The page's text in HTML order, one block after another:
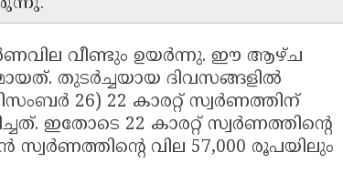
വീണ്ടും ഉയർന്നു. ഈ ആഴ്ച
തുടർച്ചയായ ദിവസങ്ങളിൽ
26) 22 കാരറ്റ് സ്വർണത്തിന്
ഇതോടെ 22 കാരറ്റ് സ്വർണത്തിന്റെ
സ്വർണത്തിന്റെ വില 57,000 രൂപയിലും